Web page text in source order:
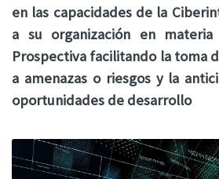
en las capacidades de la
a su organización enmateria
Prospectiva facilitandola toma
a amenazas o riesgos y la
oportunidades de desarrollo